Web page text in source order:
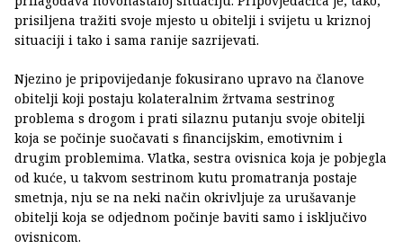
prisiljena tražiti svoje mjesto u obitelji i svijetu u kriznoj
situaciji i tako i sama ranije sazrijevati.
Njezino je pripovijedanje fokusirano upravo na članove
obitelji koji postaju kolateralnim žrtvama sestrinog
problema s drogom i prati silaznu putanju svoje obitelji
koja se počinje suočavati s financijskim, emotivnim i
drugim problemima. Vlatka, sestra ovisnica koja je pobjegla
od kuće, u takvom sestrinom kutu promatranja postaje
smetnja, nju se na neki način okrivljuje za urušavanje
obitelji koja se odjednom počinje baviti samo i isključivo
ovisnicom.